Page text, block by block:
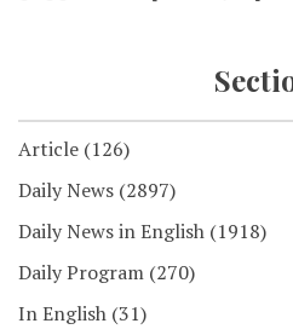
Article (126)
Daily News (2897)
Daily News in English (1918)
Daily Program (270)
In English (31)